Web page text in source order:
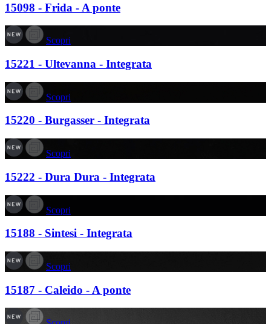
15098 - Frida - A ponte
Scopri
15221 - Ultevanna - Integrata
Scopri
15220 - Burgasser - Integrata
Scopri
15222 - Dura Dura - Integrata
Scopri
15188 - Sintesi - Integrata
Scopri
15187 - Caleido - A ponte